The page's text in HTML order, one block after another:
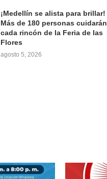
¡Medellín se alista para brillar!
Más de 180 personas cuidarán
cada rincón de la Feria de las
Flores
agosto 5, 2026